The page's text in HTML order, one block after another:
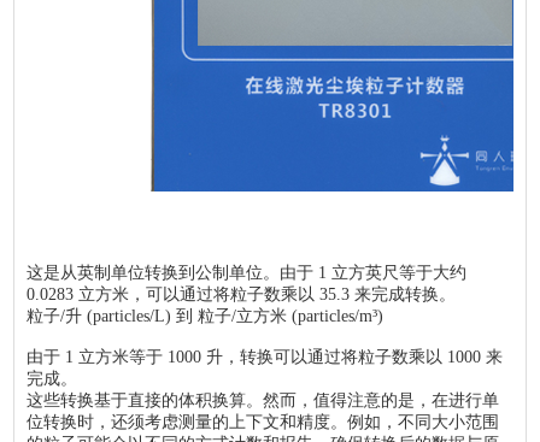
这是从英制单位转换到公制单位。由于 1 立方英尺等于大约
0.0283 立方米，可以通过将粒子数乘以 35.3 来完成转换。
粒子/升 (particles/L) 到 粒子/立方米 (particles/m³)
由于 1 立方米等于 1000 升，转换可以通过将粒子数乘以 1000 来
完成。
这些转换基于直接的体积换算。然而，值得注意的是，在进行单
位转换时，还须考虑测量的上下文和精度。例如，不同大小范围